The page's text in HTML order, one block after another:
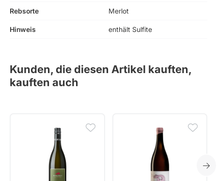
Rebsorte Merlot
Hinweis enthält Sulfite
Kunden, die diesen Artikel kauften,
kauften auch